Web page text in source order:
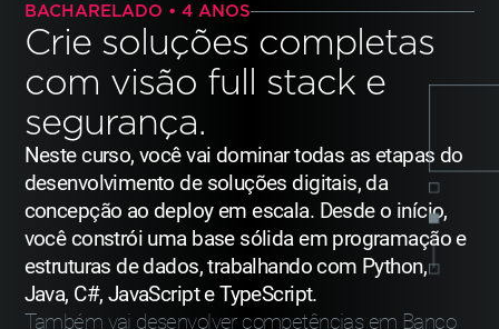
BACHARELADO • 4 ANOS
Crie soluções completas
com visão full stack e
segurança.
Neste curso, você vai dominar todas as etapas do
desenvolvimento de soluções digitais, da
concepção ao deploy em escala. Desde o início,
você constrói uma base sólida em programação e
estruturas de dados, trabalhando com Python,
Java, C#, JavaScript e TypeScript.
Também vai desenvolver competências em Banco